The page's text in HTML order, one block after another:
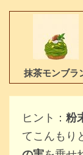
抹茶モンブラ
ヒント： 粉
てこんもり